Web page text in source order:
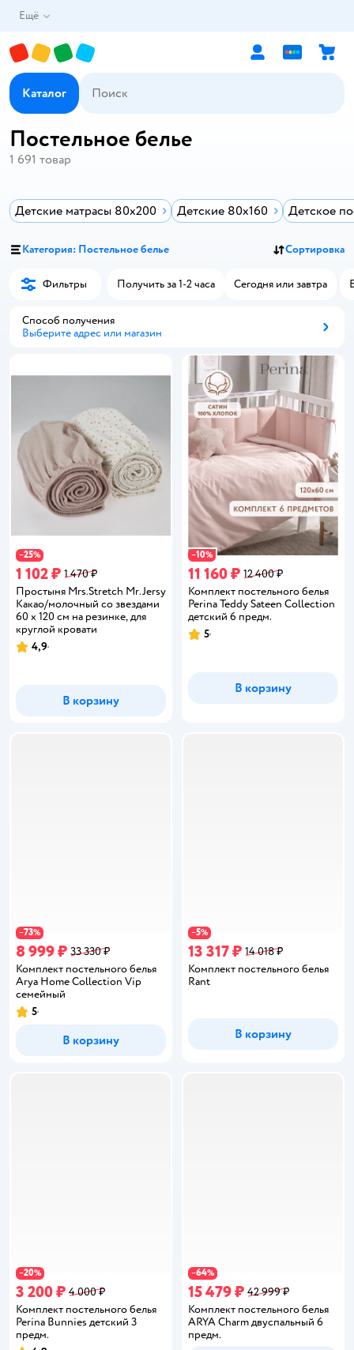
Ещё
Каталог
Постельное белье
1 691 товар
Детские матрасы 80x200 Детские 80х160 Детское
Категория: Постельное белье Сортировка
Фильтры Получить за 1-2 часа Сегодня или завтра
Способ получения
Выберите адрес или магазин
−25%
1 102 ₽ 1 470 ₽
Простыня Mrs.Stretch Mr.Jersy
Какао/молочный со звездами
60 x 120 см на резинке, для
круглой кровати
Рейтинг:
4,9
В корзину
−10%
11 160 ₽ 12 400 ₽
Комплект постельного белья
Perina Teddy Sateen Collection
детский 6 предм.
Рейтинг:
5
В корзину
−73%
8 999 ₽ 33 330 ₽
Комплект постельного белья
Arya Home Collection Vip
семейный
Рейтинг:
5
В корзину
−5%
13 317 ₽ 14 018 ₽
Комплект постельного белья
Rant
В корзину
−20%
3 200 ₽ 4 000 ₽
Комплект постельного белья
Perina Bunnies детский 3
предм.
−64%
15 479 ₽ 42 999 ₽
Комплект постельного белья
ARYA Charm двуспальный 6
предм.